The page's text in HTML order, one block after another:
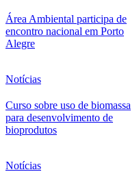
Área Ambiental participa de
encontro nacional em Porto
Alegre
Notícias
Curso sobre uso de biomassa
para desenvolvimento de
bioprodutos
Notícias